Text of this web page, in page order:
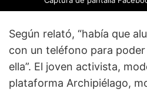
Según relató, “había que
con un teléfono para
ella”. El joven activista,
plataforma Archipiélago,